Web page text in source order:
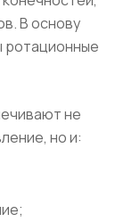
В основу
ротационные
не
но и: